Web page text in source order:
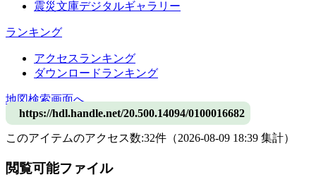
震災文庫デジタルギャラリー
ランキング
アクセスランキング
ダウンロードランキング
地図検索画面へ
https://hdl.handle.net/20.500.14094/0100016682
このアイテムのアクセス数:32件 （2026-08-09 18:39 集計）
閲覧可能ファイル